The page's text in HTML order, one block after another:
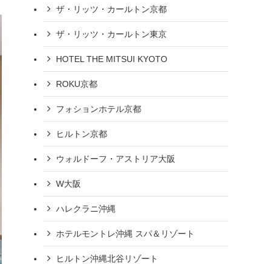
ザ・リッツ・カールトン京都
ザ・リッツ・カールトン東京
HOTEL THE MITSUI KYOTO
ROKU京都
フォションホテル京都
ヒルトン京都
ウォルドーフ・アストリア大阪
W大阪
ハレクラニ沖縄
ホテルモントレ沖縄 スパ＆リゾート
ヒルトン沖縄北谷リゾート